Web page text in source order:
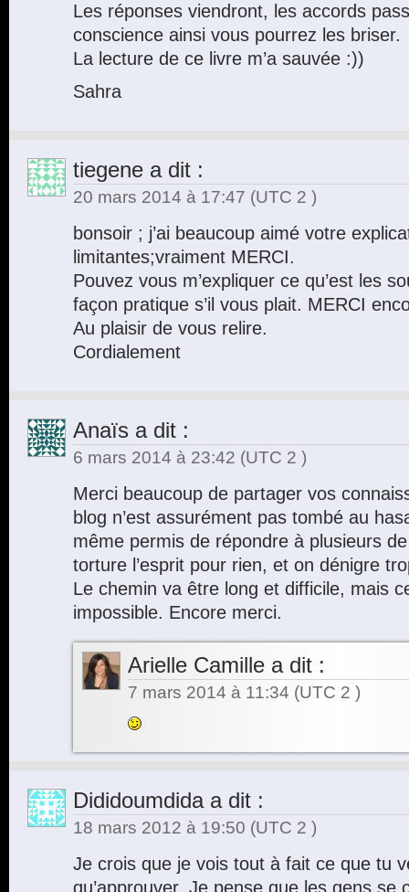
Les réponses viendront, les accords
conscience ainsi vous pourrez les briser.
La lecture de ce livre m’a sauvée :))
Sahra
tiegene a dit :
20 mars 2014 à 17:47 (UTC 2 )
bonsoir ; j’ai beaucoup aimé votre
limitantes;vraiment MERCI.
Pouvez vous m’expliquer ce qu’est les
façon pratique s’il vous plait. MERCI
Au plaisir de vous relire.
Cordialement
Anaïs a dit :
6 mars 2014 à 23:42 (UTC 2 )
Merci beaucoup de partager vos
blog n’est assurément pas tombé au
même permis de répondre à plusieurs
torture l’esprit pour rien, et on dénigre
Le chemin va être long et difficile, mais
impossible. Encore merci.
Arielle Camille a dit :
7 mars 2014 à 11:34 (UTC 2 )
Dididoumdidaa dit :
18 mars 2012 à 19:50 (UTC 2 )
Je crois que je vois tout à fait ce que tu
qu’approuver. Je pense que les gens se